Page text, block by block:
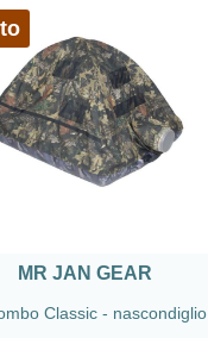
MR JAN GEAR
Classic - nascondiglio